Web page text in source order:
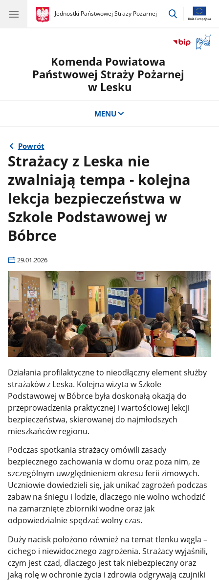
gov.pl
Jednostki Państwowej Straży Pożarnej
gov.pl
Jednostki
przejdź
okno
Komenda Powiatowa
Państwowej Straży Pożarnej
w Lesku
MENU
Powrót
Strażacy z Leska nie
zwalniają tempa - kolejna
lekcja bezpieczeństwa w
Szkole Podstawowej w
Bóbrce
29.01.2026
Działania profilaktyczne to nieodłączny element służby
strażaków z Leska. Kolejna wizyta w Szkole
Podstawowej w Bóbrce była doskonałą okazją do
przeprowadzenia praktycznej i wartościowej lekcji
bezpieczeństwa, skierowanej do najmłodszych
mieszkańców regionu.
Podczas spotkania strażacy omówili zasady
bezpiecznego zachowania w domu oraz poza nim, ze
szczególnym uwzględnieniem okresu ferii zimowych.
Uczniowie dowiedzieli się, jak unikać zagrożeń podczas
zabaw na śniegu i lodzie, dlaczego nie wolno wchodzić
na zamarznięte zbiorniki wodne oraz jak
odpowiedzialnie spędzać wolny czas.
Duży nacisk położono również na temat tlenku węgla –
cichego i niewidocznego zagrożenia. Strażacy wyjaśnili,
czym jest czad, dlaczego jest tak niebezpieczny oraz
jaką rolę w ochronie życia i zdrowia odgrywają czujniki